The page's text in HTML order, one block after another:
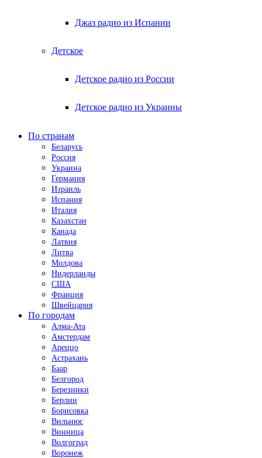
Джаз радио из Испании
Детское
Детское радио из России
Детское радио из Украины
По странам
Беларусь
Россия
Украина
Германия
Израиль
Испания
Италия
Казахстан
Канада
Латвия
Литва
Молдова
Нидерланды
США
Франция
Швейцария
По городам
Алма-Ата
Амстердам
Ареццо
Астрахань
Баар
Белгород
Березники
Берлин
Борисовка
Вильнюс
Винница
Волгоград
Воронеж